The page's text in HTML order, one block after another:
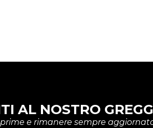
AL NOSTRO
e rimanere sempre